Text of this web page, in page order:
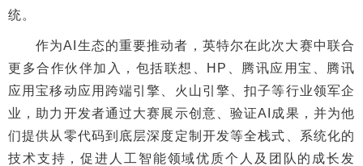
统。
作为AI生态的重要推动者，英特尔在此次大赛中联合
更多合作伙伴加入，包括联想、HP、腾讯应用宝、腾讯
应用宝移动应用跨端引擎、火山引擎、扣子等行业领军企
业，助力开发者通过大赛展示创意、验证AI成果，并为他
们提供从零代码到底层深度定制开发等全栈式、系统化的
技术支持，促进人工智能领域优质个人及团队的成长发